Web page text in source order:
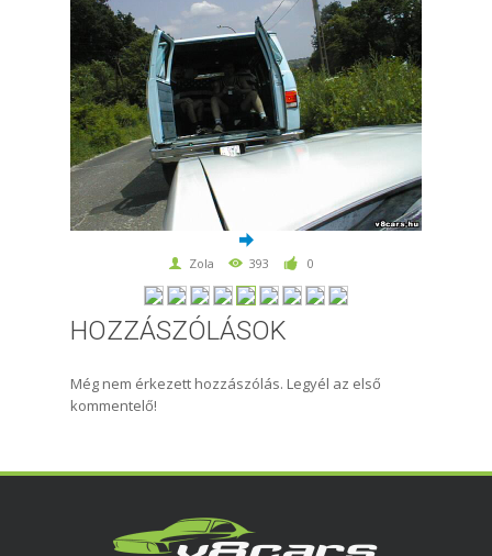
Zola 393 0
HOZZÁSZÓLÁSOK
Még nem érkezett hozzászólás. Legyél az első
kommentelő!